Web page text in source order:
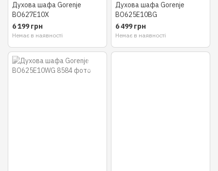
Духова шафа Gorenje
BO627E10X
6 199 грн
Немає в наявності
Духова шафа Gorenje
BO625E10BG
6 499 грн
Немає в наявності